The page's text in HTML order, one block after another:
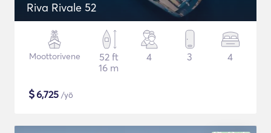
Riva Rivale 52
Moottorivene
52 ft
16 m
4 3 4
$6,725 /yö